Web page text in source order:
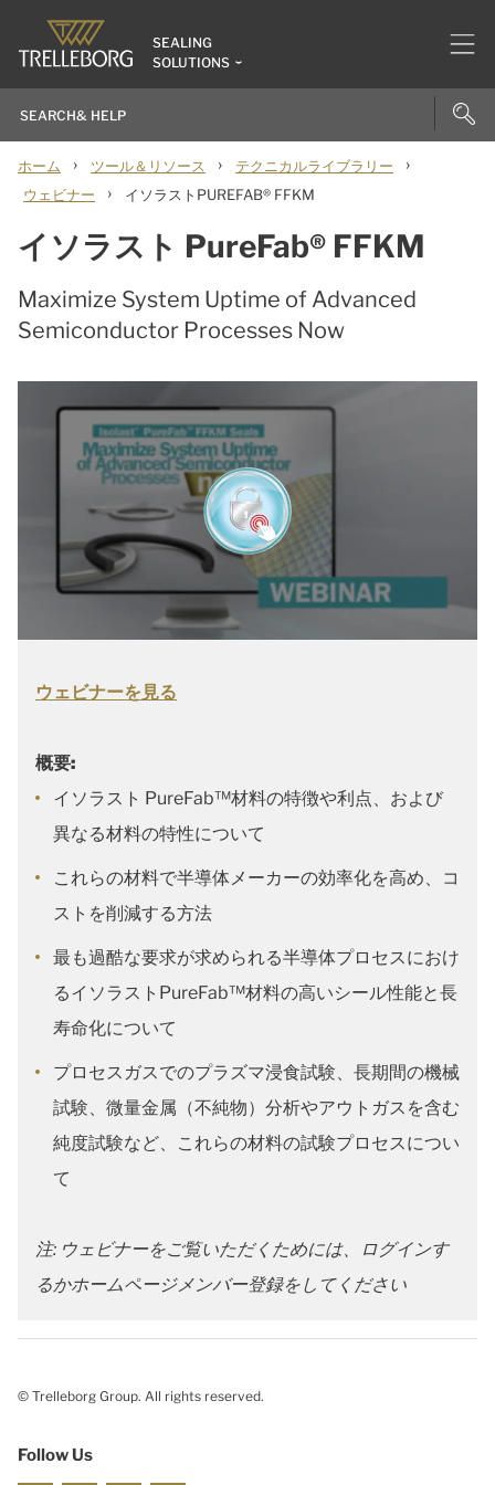
SEALING
SOLUTIONS
ホーム › ツール＆リソース › テクニカルライブラリー ›
ウェビナー › イソラストPUREFAB® FFKM
イソラスト PureFab® FFKM
Maximize System Uptime of Advanced
Semiconductor Processes Now
ウェビナーを見る
概要:
イソラスト PureFab™材料の特徴や利点、および
異なる材料の特性について
これらの材料で半導体メーカーの効率化を高め、コ
ストを削減する方法
最も過酷な要求が求められる半導体プロセスにおけ
るイソラストPureFab™材料の高いシール性能と長
寿命化について
プロセスガスでのプラズマ浸食試験、長期間の機械
試験、微量金属（不純物）分析やアウトガスを含む
純度試験など、これらの材料の試験プロセスについ
て
注: ウェビナーをご覧いただくためには、ログインす
るかホームページメンバー登録をしてください
© Trelleborg Group. All rights reserved.
Follow Us